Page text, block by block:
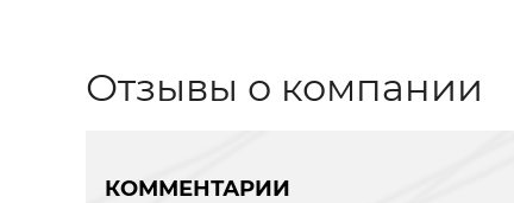
Отзывы о компании
КОММЕНТАРИИ